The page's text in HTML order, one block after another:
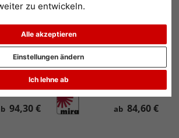
zu entwickeln.
Alle akzeptieren
Ich lehne ab
Einstellungen ändern
94,30 €
Duplexo Doppelglas-
Wandrahmen
ab 84,60 €